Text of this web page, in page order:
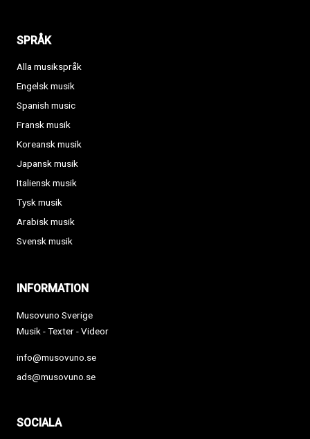
SPRÅK
Alla musikspråk
Engelsk musik
Spanish music
Fransk musik
Koreansk musik
Japansk musik
Italiensk musik
Tysk musik
Arabisk musik
Svensk musik
INFORMATION
Musovuno Sverige
Musik - Texter - Videor
info@musovuno.se
ads@musovuno.se
SOCIALA